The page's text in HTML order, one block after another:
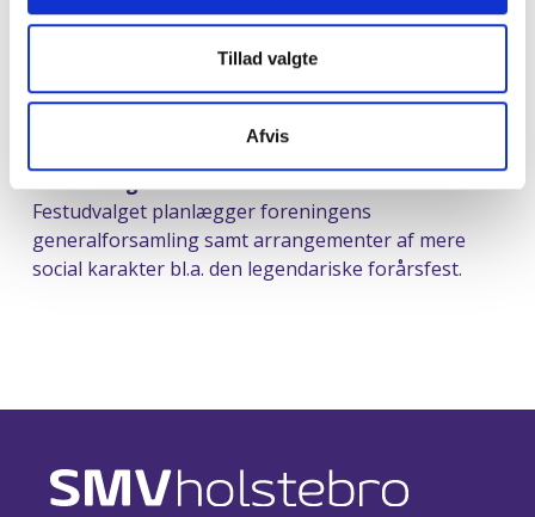
Tillad valgte
Afvis
arrangementer, f.eks. virksomhedsbesøg, politiske
møder, politisk debat og møder med
erhvervsrelevante indlæg. Til de fleste af
arrangementerne kan hvert medlem medtage en
Festudvalg
Festudvalget planlægger foreningens
generalforsamling samt arrangementer af mere
social karakter bl.a. den legendariske forårsfest.